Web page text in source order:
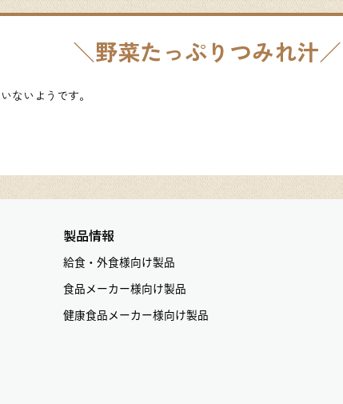
野菜たっぷりつみれ汁
ないようです。
製品情報
給食・外食様向け製品
食品メーカー様向け製品
健康食品メーカー様向け製品